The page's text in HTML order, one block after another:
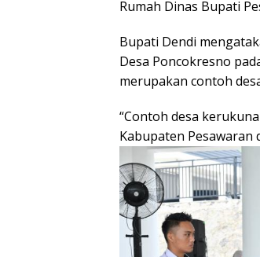
Rumah Dinas Bupati
Bupati Dendi
Desa Poncokresno
merupakan contoh
“Contoh desa
Kabupaten Pesawaran